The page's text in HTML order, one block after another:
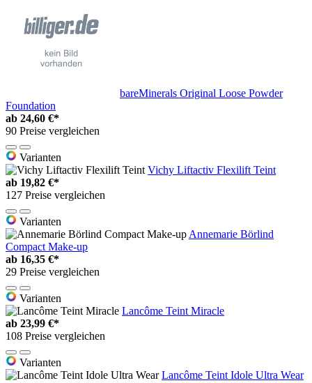
bareMinerals Original Loose Powder
Foundation
ab 24,60 €*
90 Preise vergleichen
Varianten
Vichy Liftactiv Flexilift Teint
ab 19,82 €*
127 Preise vergleichen
Varianten
Annemarie Börlind
Compact Make-up
ab 16,35 €*
29 Preise vergleichen
Varianten
Lancôme Teint Miracle
ab 23,99 €*
108 Preise vergleichen
Varianten
Lancôme Teint Idole Ultra Wear